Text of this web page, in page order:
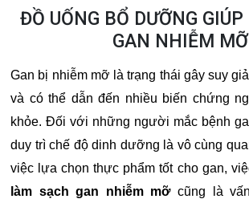
ĐỒ UỐNG BỔ DƯỠNG
GAN NHIỄM MỠ
Gan bị nhiễm mỡ là trạng thái gây suy
và có thể dẫn đến nhiều biến chứng
khỏe. Đối với những người mắc bệnh
duy trì chế độ dinh dưỡng là vô cùng
việc lựa chọn thực phẩm tốt cho gan,
làm sạch gan nhiễm mỡcũng là